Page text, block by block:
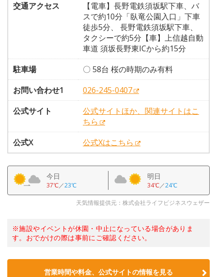
交通アクセス
【電車】長野電鉄須坂駅下車、バ
スで約10分「臥竜公園入口」下車
徒歩5分、 長野電鉄須坂駅下車、
タクシーで約5分【車】上信越自動
車道 須坂長野東ICから約15分
駐車場
〇 58台 桜の時期のみ有料
お問い合わせ1
026-245-0407
公式サイト
公式サイトほか、関連サイトはこ
ちら
公式X
公式Xはこちら
今日
37℃／23℃
明日
34℃／24℃
天気情報提供元：株式会社ライフビジネスウェザー
※施設やイベントが休園・中止になっている場合がありま
す。おでかけの際は事前にご確認ください。
営業時間や料金、公式サイトの情報を見る